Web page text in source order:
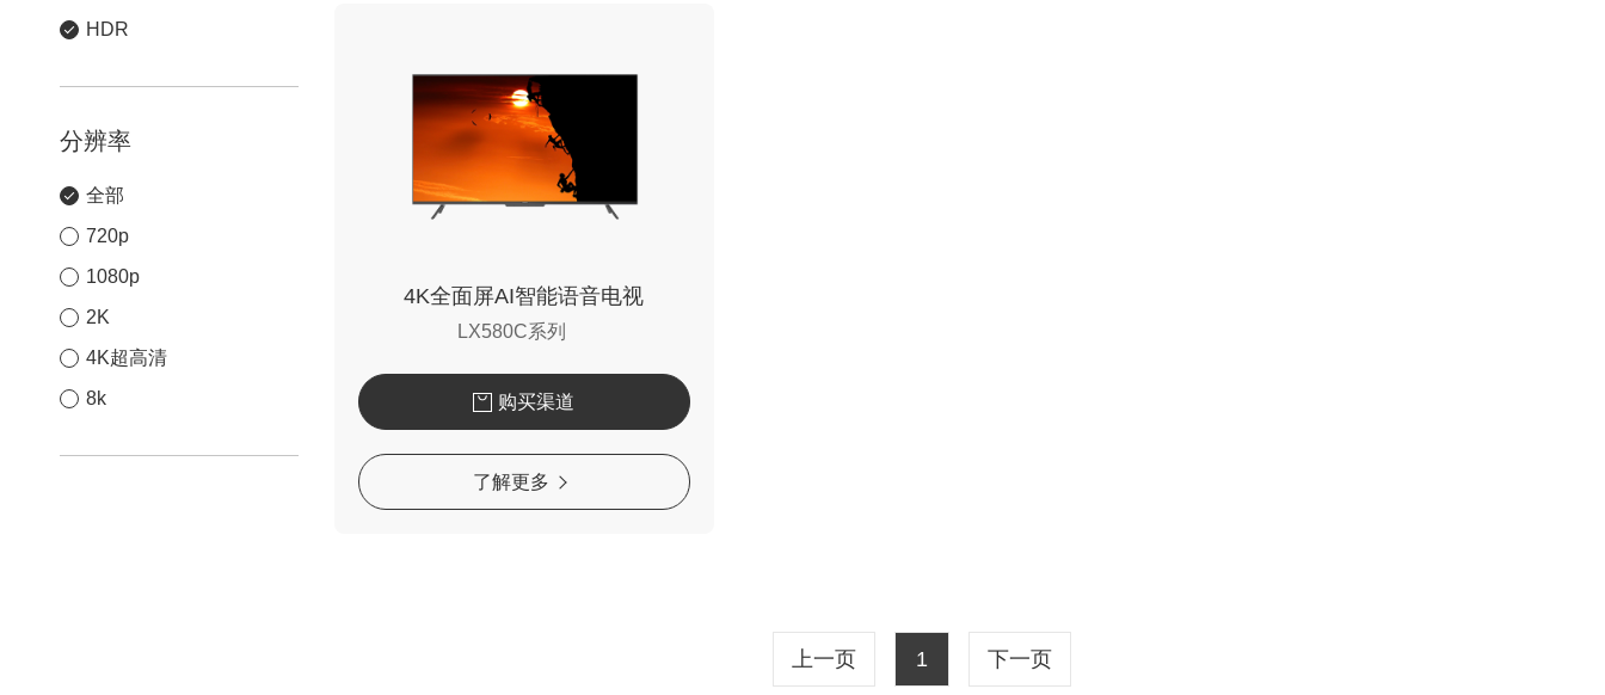
HDR
分辨率
全部
720p
1080p
2K
4K超高清
8k
4K全面屏AI智能语音电视
LX580C系列
购买渠道
了解更多
上一页 1 下一页